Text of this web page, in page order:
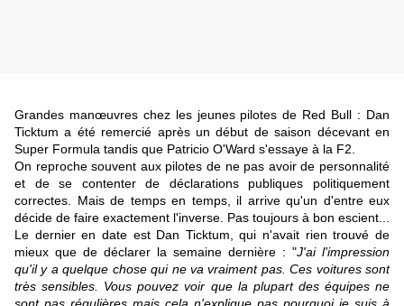
Grandes manœuvres chez les jeunes pilotes de Red Bull : Dan
Ticktum a été remercié après un début de saison décevant en
Super Formula tandis que Patricio O'Ward s'essaye à la F2.
On reproche souvent aux pilotes de ne pas avoir de personnalité
et de se contenter de déclarations publiques politiquement
correctes. Mais de temps en temps, il arrive qu'un d'entre eux
décide de faire exactement l'inverse. Pas toujours à bon escient...
Le dernier en date est Dan Ticktum, qui n'avait rien trouvé de
mieux que de déclarer la semaine dernière : "J'ai l'impression
qu'il y a quelque chose qui ne va vraiment pas. Ces voitures sont
très sensibles. Vous pouvez voir que la plupart des équipes ne